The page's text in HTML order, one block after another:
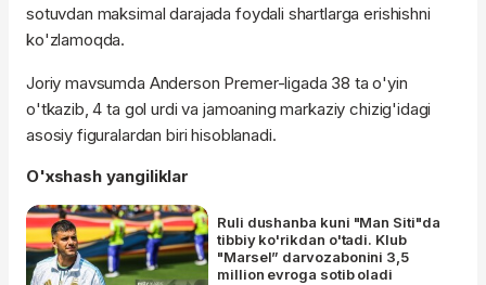
sotuvdan maksimal darajada foydali shartlarga erishishni
ko'zlamoqda.
Joriy mavsumda Anderson Premer-ligada 38 ta o'yin
o'tkazib, 4 ta gol urdi va jamoaning markaziy chizig'idagi
asosiy figuralardan biri hisoblanadi.
O'xshash yangiliklar
Ruli dushanba kuni "Man Siti"da
tibbiy ko'rikdan o'tadi. Klub
"Marsel” darvozabonini 3,5
million evroga sotib oladi